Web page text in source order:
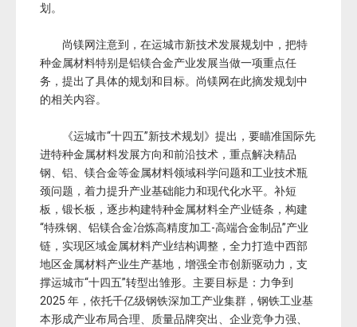
划。
尚镁网注意到，在运城市新技术发展规划中，把特
种金属材料特别是铝镁合金产业发展当做一项重点任
务，提出了具体的规划和目标。尚镁网在此摘发规划中
的相关内容。
《运城市“十四五”新技术规划》提出，要瞄准国际先
进特种金属材料发展方向和前沿技术，重点解决精品
钢、铝、镁合金等金属材料领域科学问题和工业技术瓶
颈问题，着力提升产业基础能力和现代化水平。补短
板，锻长板，逐步构建特种金属材料全产业链条，构建
“特殊钢、铝镁合金冶炼高精度加工-高端合金制品”产业
链，实现区域金属材料产业结构调整，全力打造中西部
地区金属材料产业生产基地，增强全市创新驱动力，支
撑运城市“十四五”转型出雏形。主要目标是：力争到
2025 年，依托千亿级钢铁深加工产业集群，钢铁工业基
本形成产业布局合理、质量品牌突出、企业竞争力强、